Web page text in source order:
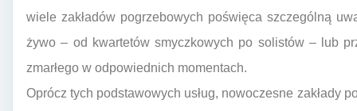
wiele zakładów pogrzebowych poświęca szczególną
żywo – od kwartetów smyczkowych po solistów – lub
zmarłego w odpowiednich momentach.
Oprócz tych podstawowych usług, nowoczesne zakłady